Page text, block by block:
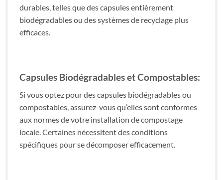
durables, telles que des capsules entièrement
biodégradables ou des systèmes de recyclage plus
efficaces.
Capsules Biodégradables et Compostables:
Si vous optez pour des capsules biodégradables ou
compostables, assurez-vous qu’elles sont conformes
aux normes de votre installation de compostage
locale. Certaines nécessitent des conditions
spécifiques pour se décomposer efficacement.